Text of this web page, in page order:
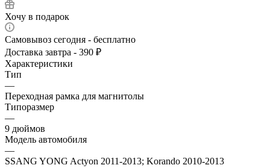
Хочу в подарок
Самовывоз сегодня - бесплатно
Доставка завтра - 390 ₽
Характеристики
Тип
—
Переходная рамка для магнитолы
Типоразмер
—
9 дюймов
Модель автомобиля
—
SSANG YONG Actyon 2011-2013; Korando 2010-2013